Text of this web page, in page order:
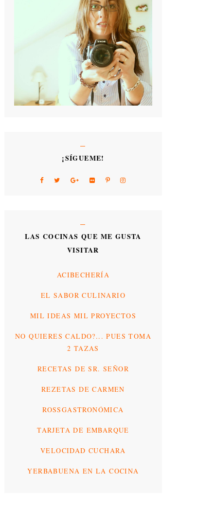
¡SÍGUEME!
LAS COCINAS QUE ME GUSTA
VISITAR
ACIBECHERÍA
EL SABOR CULINARIO
MIL IDEAS MIL PROYECTOS
NO QUIERES CALDO?... PUES TOMA
2 TAZAS
RECETAS DE SR. SEÑOR
REZETAS DE CARMEN
ROSSGASTRONÓMICA
TARJETA DE EMBARQUE
VELOCIDAD CUCHARA
YERBABUENA EN LA COCINA